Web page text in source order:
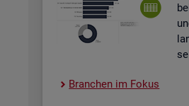
Bran­chen im Fokus